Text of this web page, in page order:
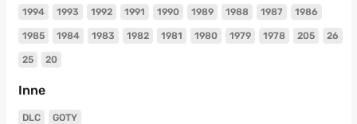
1994 1993 1992 1991 1990 1989 1988 1987 1986
1985 1984 1983 1982 1981 1980 1979 1978 205 26
25 20
Inne
DLC GOTY